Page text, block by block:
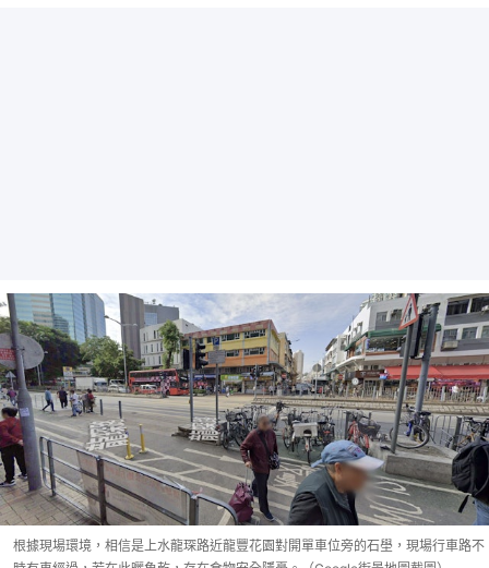
根據現場環境，相信是上水龍琛路近龍豐花園對開單車位旁的石壆，現場行車路不